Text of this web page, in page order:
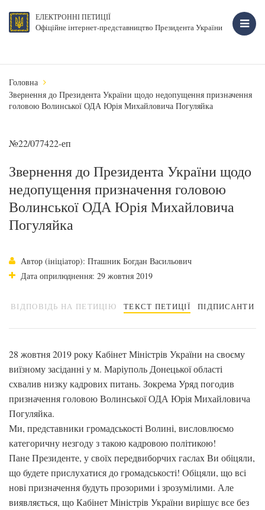
ЕЛЕКТРОННІ ПЕТИЦІЇ
Офіційне інтернет-представництво Президента України
Головна
Звернення до Президента України щодо недопущення призначення
головою Волинської ОДА Юрія Михайловича Погуляйка
№22/077422-еп
Звернення до Президента України щодо
недопущення призначення головою
Волинської ОДА Юрія Михайловича
Погуляйка
Автор (ініціатор): Пташник Богдан Васильович
Дата оприлюднення: 29 жовтня 2019
ВІДПОВІДЬ НА ПЕТИЦІЮ ТЕКСТ ПЕТИЦІЇ ПІДПИСАНТИ
28 жовтня 2019 року Кабінет Міністрів України на своєму
виїзному засіданні у м. Маріуполь Донецької області
схвалив низку кадрових питань. Зокрема Уряд погодив
призначення головою Волинської ОДА Юрія Михайловича
Погуляйка.
Ми, представники громадськості Волині, висловлюємо
категоричну незгоду з такою кадровою політикою!
Пане Президенте, у своїх передвиборчих гаслах Ви обіцяли,
що будете прислухатися до громадськості! Обіцяли, що всі
нові призначення будуть прозорими і зрозумілими. Але
виявляється, що Кабінет Міністрів України вирішує все без